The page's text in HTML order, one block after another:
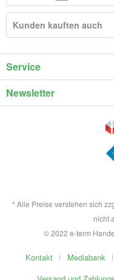
Kunden kauften auch
Service
Newsletter
* Alle Preise verstehen sich
nicht
© 2022 e-term
Kontakt Mediabank